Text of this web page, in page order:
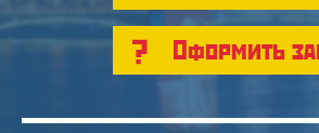
Оформить